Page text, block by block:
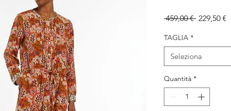
459,00 € Prezzo
229,50 €
TAGLIA *
Seleziona
Quantità *